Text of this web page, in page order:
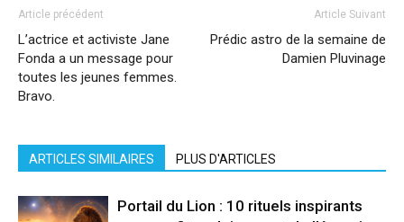
Article précédent
L’actrice et activiste Jane
Fonda a un message pour
toutes les jeunes femmes.
Bravo.
Article Suivant
Prédic astro de la semaine de
Damien Pluvinage
ARTICLES SIMILAIRES PLUS D'ARTICLES
Portail du Lion : 10 rituels inspirants